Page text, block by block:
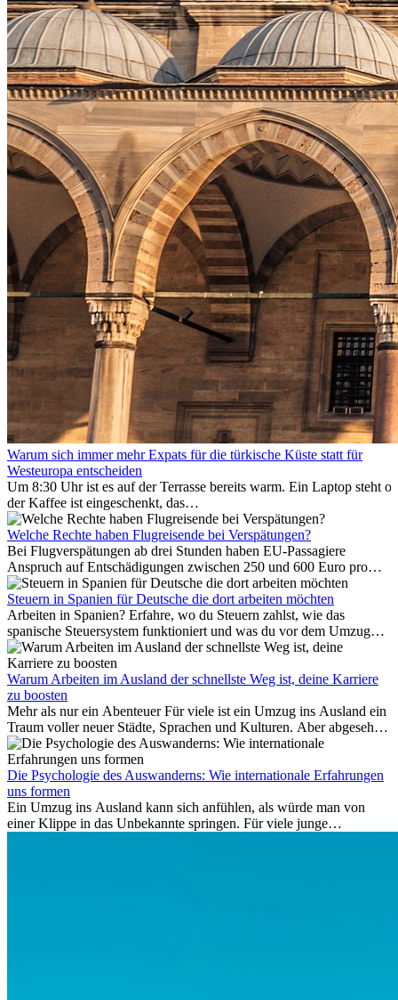
Warum sich immer mehr Expats für die türkische Küste statt für
Westeuropa entscheiden
Um 8:30 Uhr ist es auf der Terrasse bereits warm. Ein Laptop steht
der Kaffee ist eingeschenkt, das
Meer ist nur wenige Meter entfernt. Für viele Expats in
Antalya ist das kein Urlaub. So beginnt ihr Alltag.
Welche Rechte haben Flugreisende bei Verspätungen?
Bei Flugverspätungen ab drei Stunden haben EU-Passagiere
Anspruch auf Entschädigungen zwischen 250 und 600 Euro pro
Person – gestaffelt nach Flugdistanz. Zusätzlich können entstandene
Folgekosten wie Hotelübernachtungen oder verpasste
Anschlussflüge erstattet werden. Bereits ab zwei Stunden
Verspätung muss die Airline Verpflegung und
Kommunikationsmöglichkeiten bereitstellen. Verweigert die
Fluggesellschaft die Zahlung, ist das nicht das letzte Wort:
Schlichtungsstellen und spezialisierte Portale helfen kostenlos oder
auf Provisionsbasis weiter. Ansprüche verjähren in Deutschland erst
nach drei Jahren.
Steuern in Spanien für Deutsche die dort arbeiten möchten
Arbeiten in Spanien? Erfahre, wo du Steuern zahlst, wie das
spanische Steuersystem funktioniert und was du vor dem Umzug
beachten musst.
Warum Arbeiten im Ausland der schnellste Weg ist, deine Karriere
zu boosten
Mehr als nur ein Abenteuer Für viele ist ein Umzug ins Ausland ein
Traum voller neuer Städte, Sprachen und Kulturen. Aber abgesehen
vom Abenteuer ist Arbeiten im...
Die Psychologie des Auswanderns: Wie internationale Erfahrungen
uns formen
Ein Umzug ins Ausland kann sich anfühlen, als würde man von
einer Klippe in das Unbekannte springen. Für viele junge